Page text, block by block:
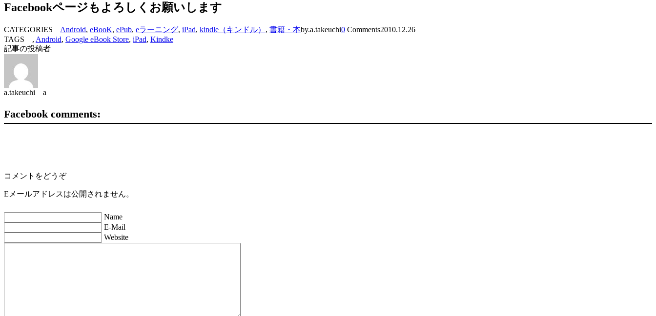
Facebookページもよろしくお願いします
CATEGORIES Android, eBooK, ePub, eラーニング, iPad, kindle（キンドル） , 書籍・本by.a.takeuchi0 Comments2010.12.26
TAGS , Android, Google eBook Store, iPad, Kindke
記事の投稿者
a.takeuchi a
Facebook comments:
コメントをどうぞ
Eメールアドレスは公開されません。
Name
E-Mail
Website